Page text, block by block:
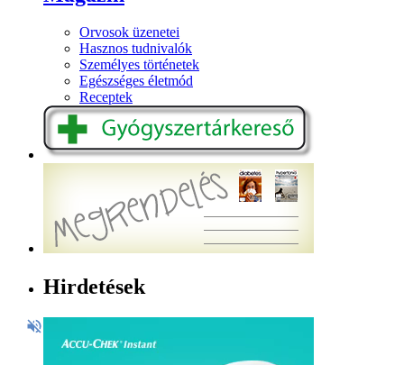
Orvosok üzenetei
Hasznos tudnivalók
Személyes történetek
Egészséges életmód
Receptek
Hirdetések